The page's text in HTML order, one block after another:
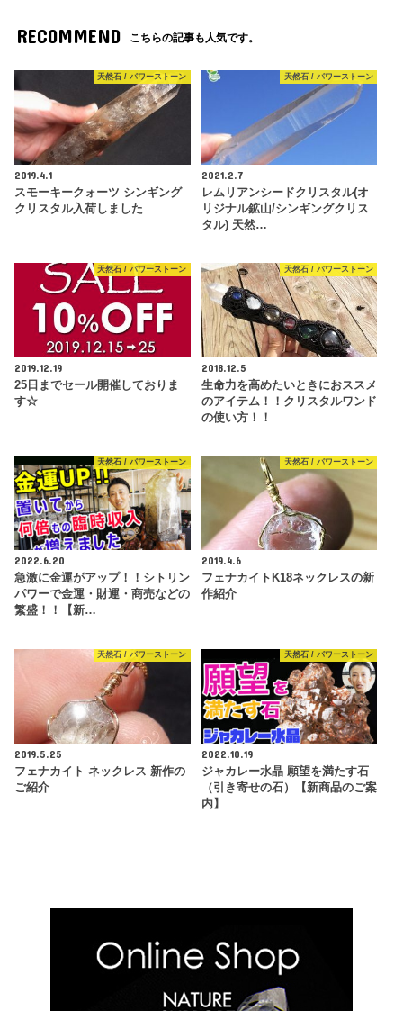
RECOMMEND こちらの記事も人気です。
天然石 / パワーストーン
2019.4.1
スモーキークォーツ シンギング
クリスタル入荷しました
天然石 / パワーストーン
2021.2.7
レムリアンシードクリスタル(オ
リジナル鉱山/シンギングクリス
タル) 天然…
天然石 / パワーストーン
2019.12.19
25日までセール開催しておりま
す☆
天然石 / パワーストーン
2018.12.5
生命力を高めたいときにおススメ
のアイテム！！クリスタルワンド
の使い方！！
天然石 / パワーストーン
2022.6.20
急激に金運がアップ！！シトリン
パワーで金運・財運・商売などの
繁盛！！【新…
天然石 / パワーストーン
2019.4.6
フェナカイトK18ネックレスの新
作紹介
天然石 / パワーストーン
2019.5.25
フェナカイト ネックレス 新作の
ご紹介
天然石 / パワーストーン
2022.10.19
ジャカレー水晶 願望を満たす石
（引き寄せの石）【新商品のご案
内】